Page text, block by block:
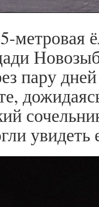
метровая
пару
увидеть